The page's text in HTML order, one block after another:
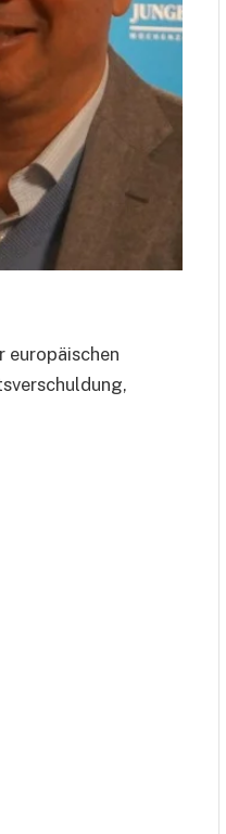
europäischen